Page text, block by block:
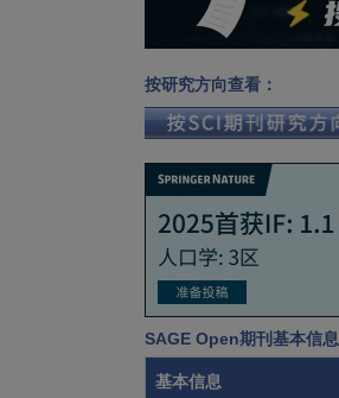
按研究方向查看：
SAGE Open期刊基本信息
基本信息